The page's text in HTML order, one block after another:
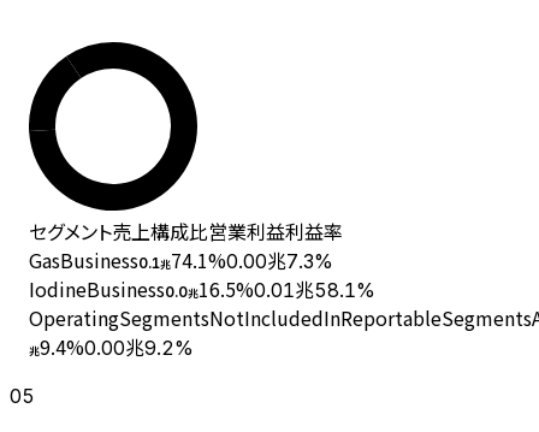
セグメント売上構成比営業利益利益率
GasBusiness0.1兆74.1%0.00兆7.3%
IodineBusiness0.0兆16.5%0.01兆58.1%
兆9.4%0.00兆9.2%
05